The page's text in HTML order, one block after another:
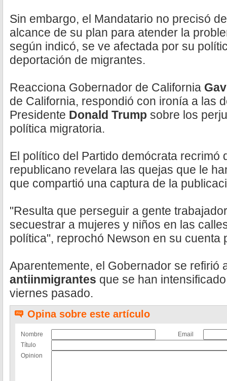
Sin embargo, el Mandatario no precisó
alcance de su plan para atender la
según indicó, se ve afectada por su
deportación de migrantes.
Reacciona Gobernador de California
de California, respondió con ironía a las
Presidente Donald Trump sobre los
política migratoria.
El político del Partido demócrata recrimó
republicano revelara las quejas que le
que compartió una captura de la
"Resulta que perseguir a gente
secuestrar a mujeres y niños en las
política", reprochó Newson en su cuenta
Aparentemente, el Gobernador se refirió
antiinmigrantes que se han
viernes pasado.
Opina sobre este artículo
Nombre
Email
Título
Opinion